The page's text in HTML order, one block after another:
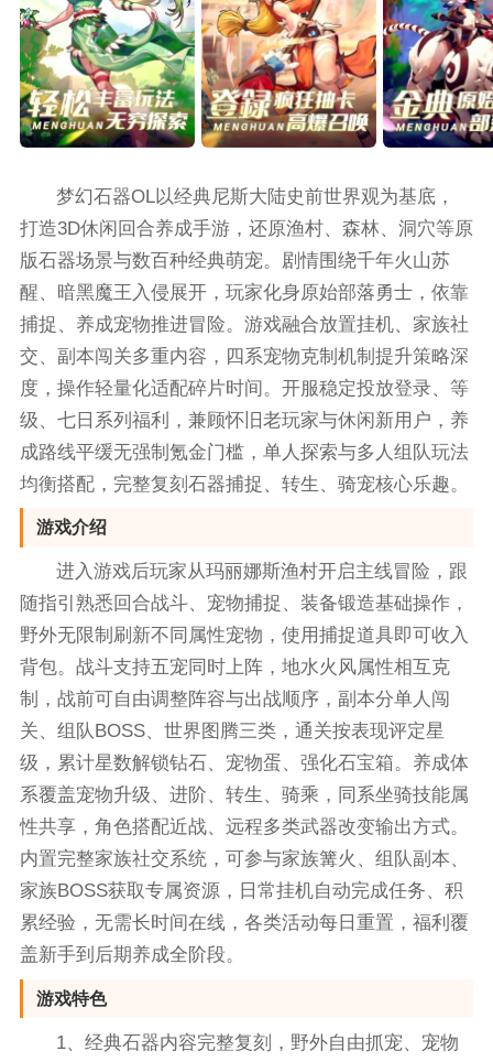
梦幻石器OL以经典尼斯大陆史前世界观为基底，
打造3D休闲回合养成手游，还原渔村、森林、洞穴等原
版石器场景与数百种经典萌宠。剧情围绕千年火山苏
醒、暗黑魔王入侵展开，玩家化身原始部落勇士，依靠
捕捉、养成宠物推进冒险。游戏融合放置挂机、家族社
交、副本闯关多重内容，四系宠物克制机制提升策略深
度，操作轻量化适配碎片时间。开服稳定投放登录、等
级、七日系列福利，兼顾怀旧老玩家与休闲新用户，养
成路线平缓无强制氪金门槛，单人探索与多人组队玩法
均衡搭配，完整复刻石器捕捉、转生、骑宠核心乐趣。
游戏介绍
进入游戏后玩家从玛丽娜斯渔村开启主线冒险，跟
随指引熟悉回合战斗、宠物捕捉、装备锻造基础操作，
野外无限制刷新不同属性宠物，使用捕捉道具即可收入
背包。战斗支持五宠同时上阵，地水火风属性相互克
制，战前可自由调整阵容与出战顺序，副本分单人闯
关、组队BOSS、世界图腾三类，通关按表现评定星
级，累计星数解锁钻石、宠物蛋、强化石宝箱。养成体
系覆盖宠物升级、进阶、转生、骑乘，同系坐骑技能属
性共享，角色搭配近战、远程多类武器改变输出方式。
内置完整家族社交系统，可参与家族篝火、组队副本、
家族BOSS获取专属资源，日常挂机自动完成任务、积
累经验，无需长时间在线，各类活动每日重置，福利覆
盖新手到后期养成全阶段。
游戏特色
1、经典石器内容完整复刻，野外自由抓宠、宠物